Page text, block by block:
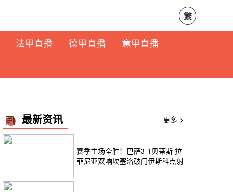
繁
法甲直播 德甲直播
意甲直播
最新资讯 更多 >
赛季主场全胜！巴萨3-1贝蒂斯 拉
菲尼亚双响坎塞洛破门伊斯科点射